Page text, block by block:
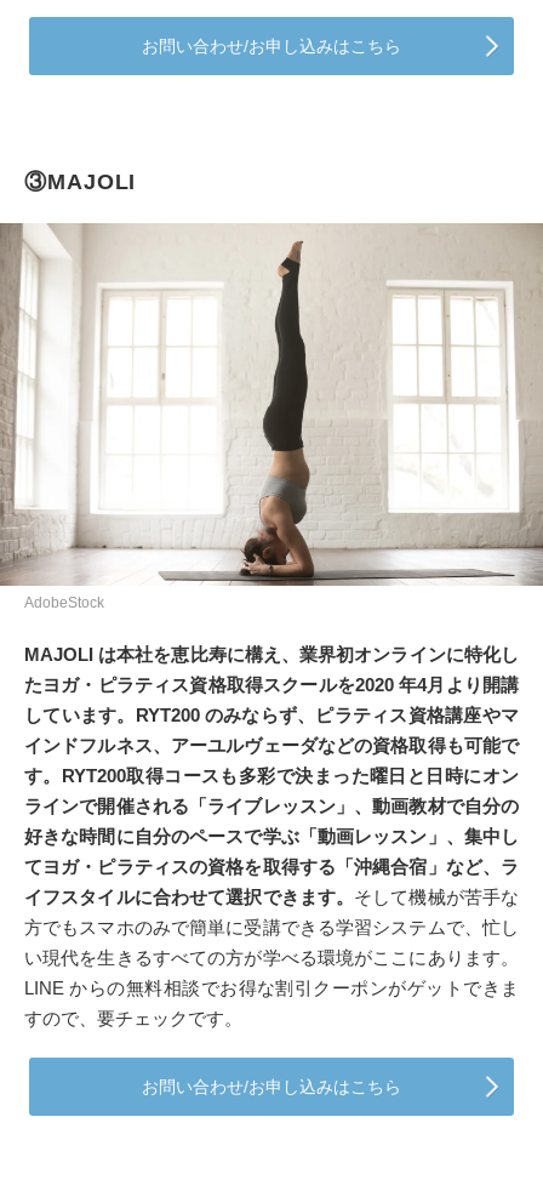
お問い合わせ/お申し込みはこちら
③MAJOLI
AdobeStock
MAJOLI は本社を恵比寿に構え、業界初オンラインに特化し
たヨガ・ピラティス資格取得スクールを2020 年4月より開講
しています。RYT200 のみならず、ピラティス資格講座やマ
インドフルネス、アーユルヴェーダなどの資格取得も可能で
す。 RYT200取得コースも多彩で決まった曜日と日時にオン
ラインで開催される「ライブレッスン」、動画教材で自分の
好きな時間に自分のペースで学ぶ「動画レッスン」、集中し
てヨガ・ピラティスの資格を取得する「沖縄合宿」など、ラ
イフスタイルに合わせて選択できます。 そして機械が苦手な
方でもスマホのみで簡単に受講できる学習システムで、忙し
い現代を生きるすべての方が学べる環境がここにあります。
LINE からの無料相談でお得な割引クーポンがゲットできま
すので、要チェックです。
お問い合わせ/お申し込みはこちら